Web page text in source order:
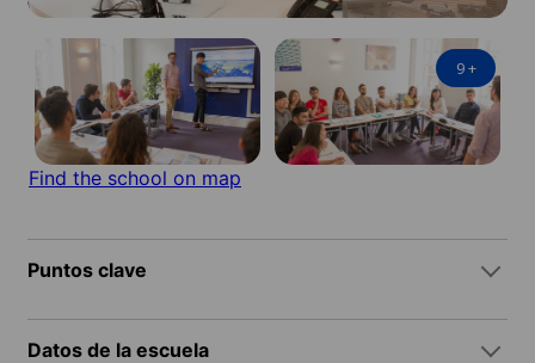
9+
Find the school on map
Puntos clave
Datos de la escuela